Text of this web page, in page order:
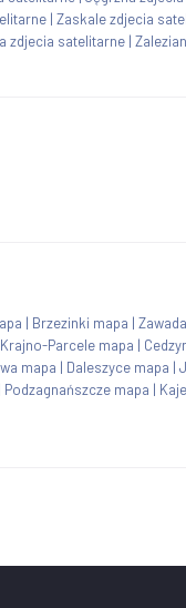
| Zaskale zdjecia
zdjecia satelitarne |
| Brzezinki mapa |
Krajno-Parcele mapa |
mapa | Daleszyce mapa |
Podzagnańszcze mapa |